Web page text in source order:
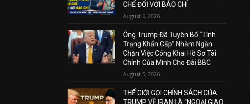
CHẾ ĐỐI VỚI BÁO CHÍ
August 6, 2026
Ông Trump Đã Tuyên Bố “Tình
Trạng Khẩn Cấp” Nhằm Ngăn
Chặn Việc Công Khai Hồ Sơ Tài
Chính Của Mình Cho Đài BBC
August 5, 2026
THẾ GIỚI GỌI CHÍNH SÁCH CỦA
TRUMP VỀ IRAN LÀ “NGOẠI GIAO